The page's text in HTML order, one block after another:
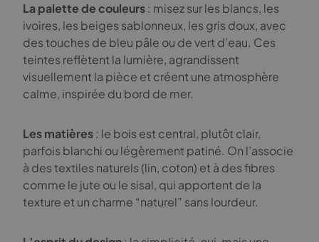
La palette de couleurs: misez sur les blancs, les
ivoires, les beiges sablonneux, les gris doux, avec
des touches de bleu pâle ou de vert d’eau. Ces
teintes reflètent la lumière, agrandissent
visuellement la pièce et créent une atmosphère
calme, inspirée du bord de mer.
Les matières: le bois est central, plutôt clair,
parfois blanchi ou légèrement patiné. On l’associe
à des textiles naturels (lin, coton) et à des fibres
comme le jute ou le sisal, qui apportent de la
texture et un charme “naturel” sans lourdeur.